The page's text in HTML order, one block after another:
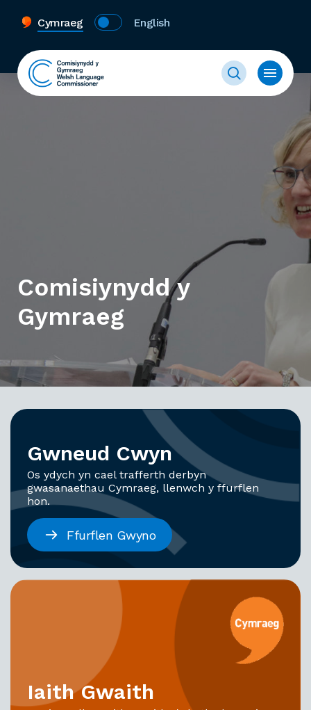
Cymraeg English
Comisiynydd y
Gymraeg
Gwneud Cwyn
Os ydych yn cael trafferth derbyn
gwasanaethau Cymraeg, llenwch y ffurflen
hon.
Ffurflen Gwyno
Iaith Gwaith